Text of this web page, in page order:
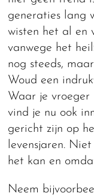
generaties lang
wisten het al en
vanwege het
nog steeds,
Woud een
Waar je vroeger
vind je nu ook
gericht zijn op
levensjaren.
het kan en
Neem